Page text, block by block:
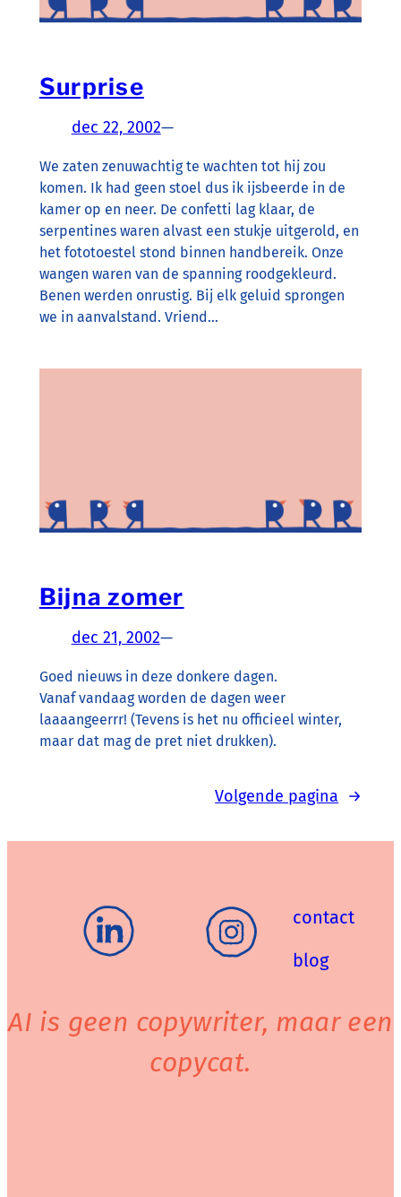
Surprise
dec 22, 2002—
We zaten zenuwachtig te wachten tot hij zou
komen. Ik had geen stoel dus ik ijsbeerde in de
kamer op en neer. De confetti lag klaar, de
serpentines waren alvast een stukje uitgerold, en
het fototoestel stond binnen handbereik. Onze
wangen waren van de spanning roodgekleurd.
Benen werden onrustig. Bij elk geluid sprongen
we in aanvalstand. Vriend…
Bijna zomer
dec 21, 2002—
Goed nieuws in deze donkere dagen.
Vanaf vandaag worden de dagen weer
laaaangeerrr! (Tevens is het nu officieel winter,
maar dat mag de pret niet drukken).
Volgende pagina →
contact
blog
AI is geen copywriter, maar een
copycat.